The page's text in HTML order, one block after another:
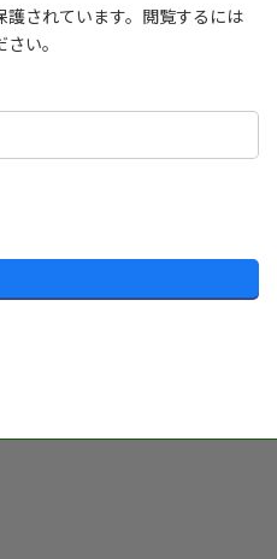
護されています。閲覧するには
い。